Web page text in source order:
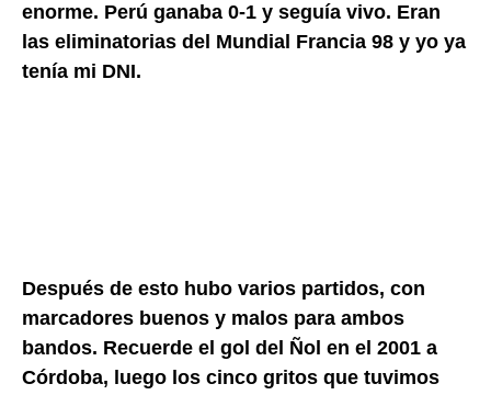
enorme. Perú ganaba 0-1 y seguía vivo. Eran
las eliminatorias del Mundial Francia 98 y yo ya
tenía mi DNI.
Después de esto hubo varios partidos, con
marcadores buenos y malos para ambos
bandos. Recuerde el gol del Ñol en el 2001 a
Córdoba, luego los cinco gritos que tuvimos